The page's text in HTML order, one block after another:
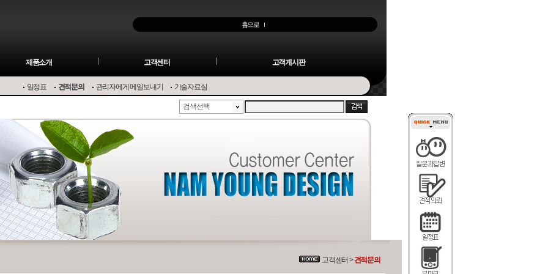
홈으로
제품소개 고객센터 고객게시판
일정표 견적문의 관리자에게 메일보내기 기술자료실
검색선택
고객센터 >견적문의